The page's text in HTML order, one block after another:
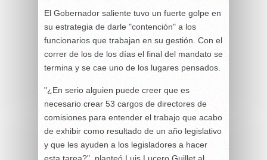
El Gobernador saliente tuvo un fuerte golpe en
su estrategia de darle "contención" a los
funcionarios que trabajan en su gestión. Con el
correr de los de los días el final del mandato se
termina y se cae uno de los lugares pensados.
"¿En serio alguien puede creer que es
necesario crear 53 cargos de directores de
comisiones para entender el trabajo que acabo
de exhibir como resultado de un año legislativo
y que les ayuden a los legisladores a hacer
esta tarea?", planteó Luis Lucero Guillet al